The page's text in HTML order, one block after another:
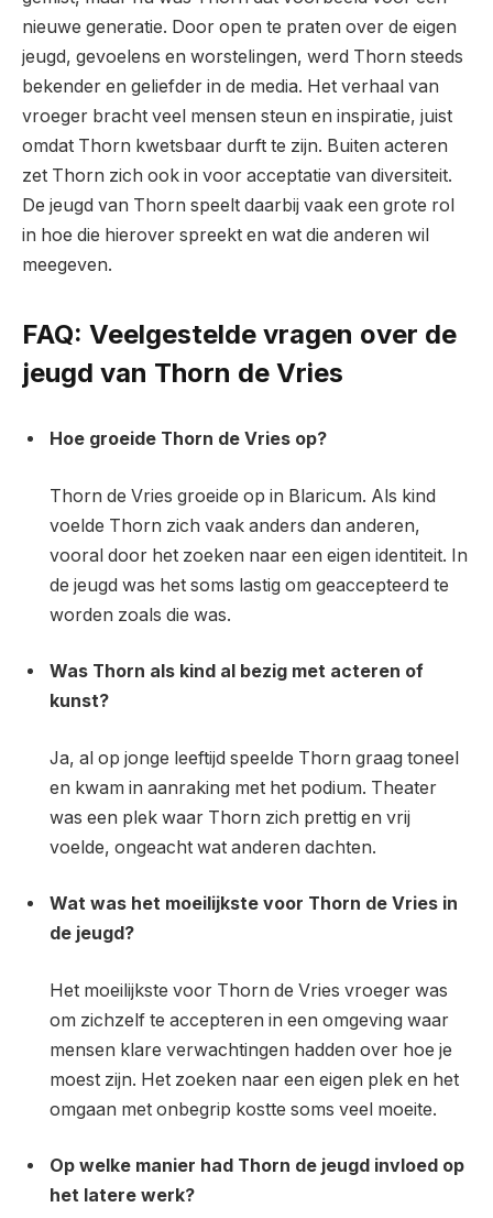
nieuwe generatie. Door open te praten over de eigen
jeugd, gevoelens en worstelingen, werd Thorn steeds
bekender en geliefder in de media. Het verhaal van
vroeger bracht veel mensen steun en inspiratie, juist
omdat Thorn kwetsbaar durft te zijn. Buiten acteren
zet Thorn zich ook in voor acceptatie van diversiteit.
De jeugd van Thorn speelt daarbij vaak een grote rol
in hoe die hierover spreekt en wat die anderen wil
meegeven.
FAQ: Veelgestelde vragen over de
jeugd van Thorn de Vries
Hoe groeide Thorn de Vries op?
Thorn de Vries groeide op in Blaricum. Als kind
voelde Thorn zich vaak anders dan anderen,
vooral door het zoeken naar een eigen identiteit. In
de jeugd was het soms lastig om geaccepteerd te
worden zoals die was.
Was Thorn als kind al bezig met acteren of
kunst?
Ja, al op jonge leeftijd speelde Thorn graag toneel
en kwam in aanraking met het podium. Theater
was een plek waar Thorn zich prettig en vrij
voelde, ongeacht wat anderen dachten.
Wat was het moeilijkste voor Thorn de Vries in
de jeugd?
Het moeilijkste voor Thorn de Vries vroeger was
om zichzelf te accepteren in een omgeving waar
mensen klare verwachtingen hadden over hoe je
moest zijn. Het zoeken naar een eigen plek en het
omgaan met onbegrip kostte soms veel moeite.
Op welke manier had Thorn de jeugd invloed op
het latere werk?